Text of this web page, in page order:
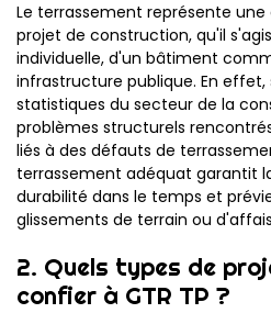
Le terrassement représente
projet de construction, qu'il
individuelle, d'un bâtiment
infrastructure publique. En effet,
statistiques du secteur de la
problèmes structurels
liés à des défauts de
terrassement adéquat garantit
durabilité dans le temps et
glissements de terrain ou
2. Quels types de
confier à GTR TP ?